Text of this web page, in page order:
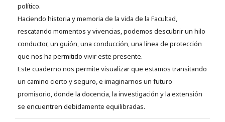
político.
Haciendo historia y memoria de la vida de la Facultad,
rescatando momentos y vivencias, podemos descubrir un hilo
conductor, un guión, una conducción, una línea de protección
que nos ha permitido vivir este presente.
Este cuaderno nos permite visualizar que estamos transitando
un camino cierto y seguro, e imaginarnos un futuro
promisorio, donde la docencia, la investigación y la extensión
se encuentren debidamente equilibradas.